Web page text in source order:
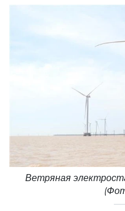
Ветряная